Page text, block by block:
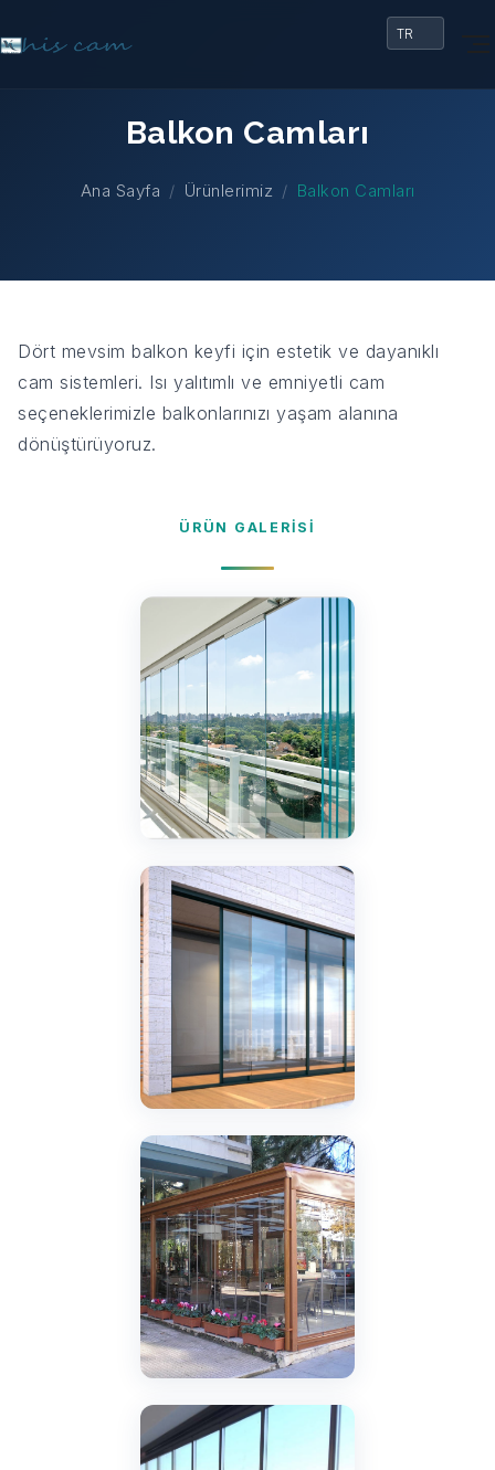
Balkon Camları
Ana Sayfa Ürünlerimiz Balkon Camları
Dört mevsim balkon keyfi için estetik ve dayanıklı
cam sistemleri. Isı yalıtımlı ve emniyetli cam
seçeneklerimizle balkonlarınızı yaşam alanına
dönüştürüyoruz.
ÜRÜN GALERISI